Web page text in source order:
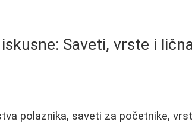
Saveti, vrste i
polaznika, saveti za početnike,